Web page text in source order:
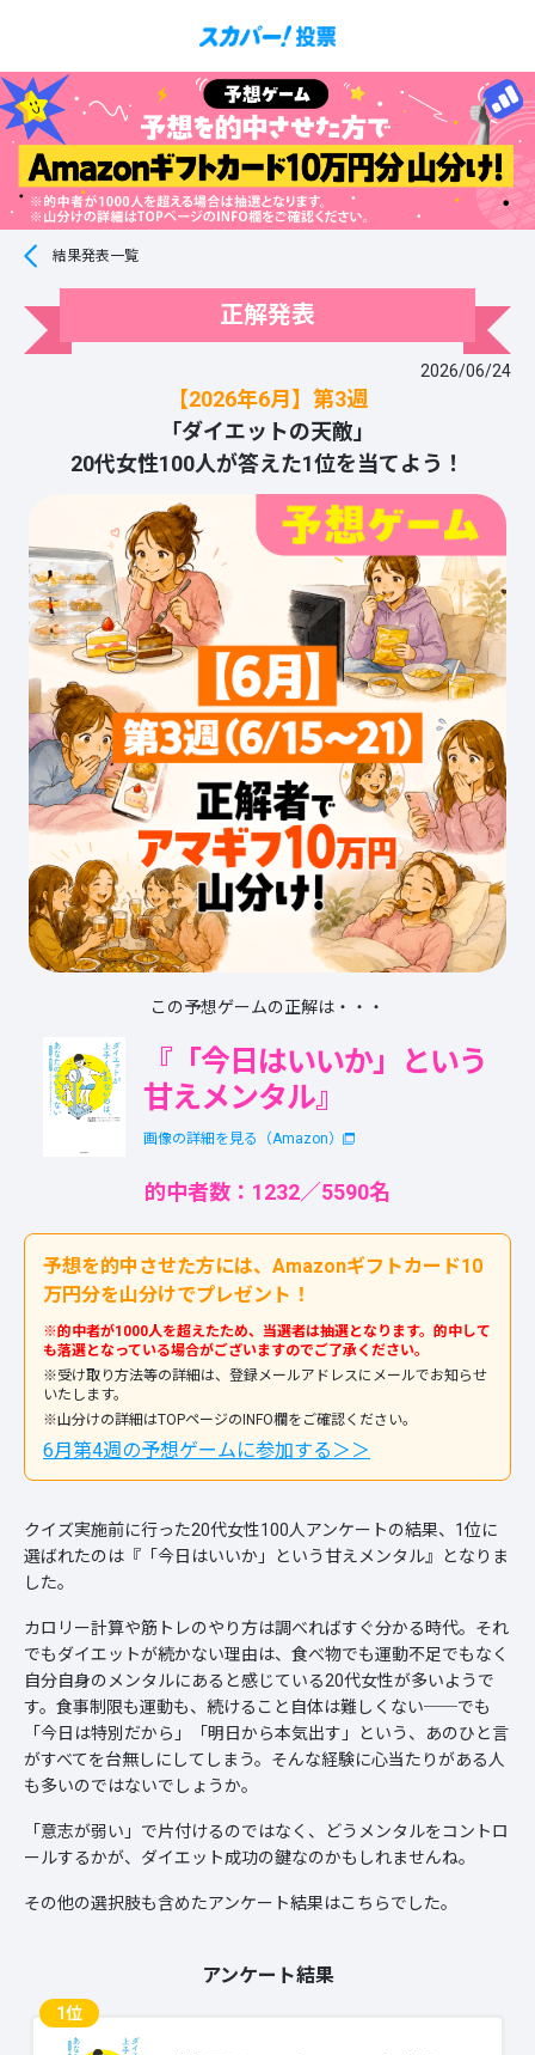
結果発表一覧
正解発表
2026/06/24
【2026年6月】第3週
「ダイエットの天敵」
20代女性100人が答えた1位を当てよう！
この予想ゲームの正解は・・・
『「今日はいいか」という
甘えメンタル』
画像の詳細を見る（Amazon）
的中者数：1232／5590名
予想を的中させた方には、Amazonギフトカード10
万円分を山分けでプレゼント！
※的中者が1000人を超えたため、当選者は抽選となります。的中して
も落選となっている場合がございますのでご了承ください。
※受け取り方法等の詳細は、登録メールアドレスにメールでお知らせ
いたします。
※山分けの詳細はTOPページのINFO欄をご確認ください。
6月第4週の予想ゲームに参加する＞＞
クイズ実施前に行った20代女性100人アンケートの結果、1位に
選ばれたのは『「今日はいいか」という甘えメンタル』となりま
した。
カロリー計算や筋トレのやり方は調べればすぐ分かる時代。それ
でもダイエットが続かない理由は、食べ物でも運動不足でもなく
自分自身のメンタルにあると感じている20代女性が多いようで
す。食事制限も運動も、続けること自体は難しくない──でも
「今日は特別だから」「明日から本気出す」という、あのひと言
がすべてを台無しにしてしまう。そんな経験に心当たりがある人
も多いのではないでしょうか。
「意志が弱い」で片付けるのではなく、どうメンタルをコントロ
ールするかが、ダイエット成功の鍵なのかもしれませんね。
その他の選択肢も含めたアンケート結果はこちらでした。
アンケート結果
1位